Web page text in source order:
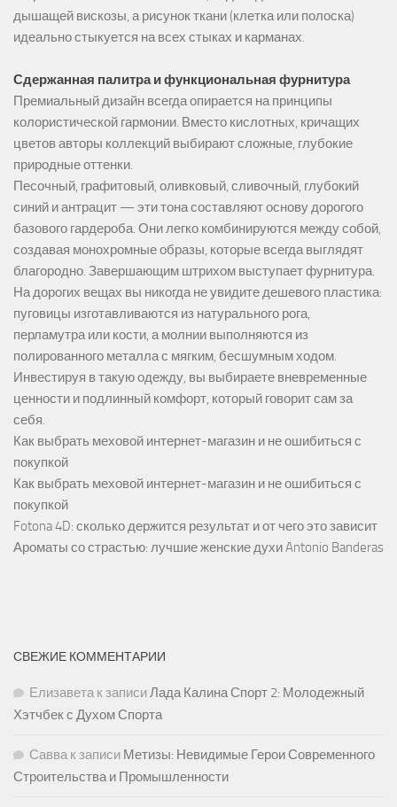
дышащей вискозы, а рисунок ткани (клетка или полоска)
идеально стыкуется на всех стыках и карманах.
Сдержанная палитра и функциональная фурнитура
Премиальный дизайн всегда опирается на принципы
колористической гармонии. Вместо кислотных, кричащих
цветов авторы коллекций выбирают сложные, глубокие
природные оттенки.
Песочный, графитовый, оливковый, сливочный, глубокий
синий и антрацит — эти тона составляют основу дорогого
базового гардероба. Они легко комбинируются между собой,
создавая монохромные образы, которые всегда выглядят
благородно. Завершающим штрихом выступает фурнитура.
На дорогих вещах вы никогда не увидите дешевого пластика:
пуговицы изготавливаются из натурального рога,
перламутра или кости, а молнии выполняются из
полированного металла с мягким, бесшумным ходом.
Инвестируя в такую одежду, вы выбираете вневременные
ценности и подлинный комфорт, который говорит сам за
себя.
Как выбрать меховой интернет-магазин и не ошибиться с
покупкой
Как выбрать меховой интернет-магазин и не ошибиться с
покупкой
Fotona 4D: сколько держится результат и от чего это зависит
Ароматы со страстью: лучшие женские духи Antonio Banderas
СВЕЖИЕ КОММЕНТАРИИ
Елизаветак записиЛада Калина Спорт 2: Молодежный
Хэтчбек с Духом Спорта
Саввак записи Метизы: Невидимые Герои Современного
Строительства и Промышленности